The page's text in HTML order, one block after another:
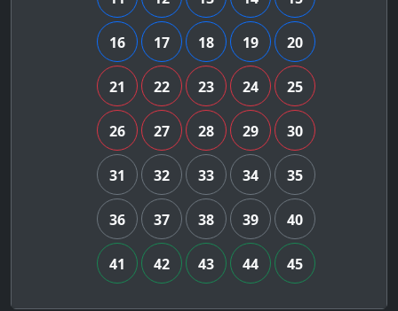
16 17 18 19 20
21 22 23 24 25
26 27 28 29 30
31 32 33 34 35
36 37 38 39 40
41 42 43 44 45